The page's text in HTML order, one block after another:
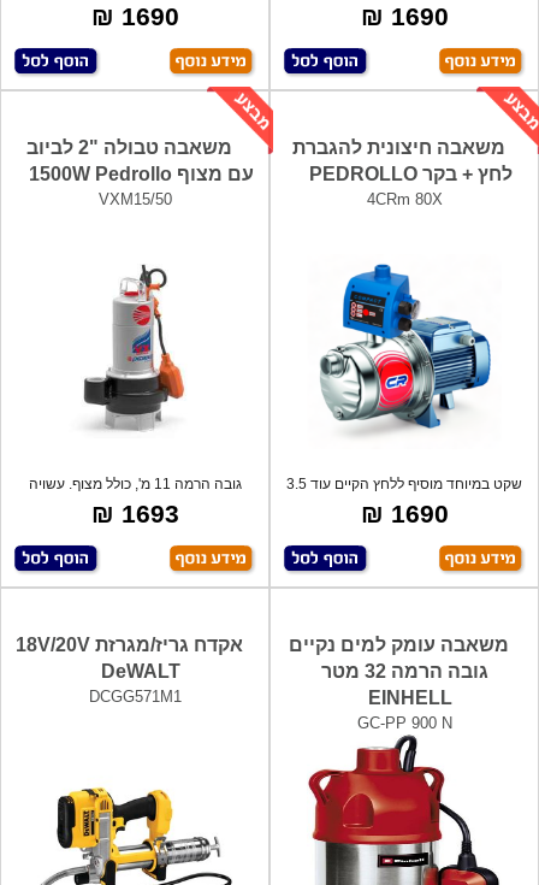
1690 ₪
למשרדי
1690 ₪
משאבה חיצונית להגברת
לחץ + בקר PEDROLLO
4CRm 80X
שקט במיוחד מוסיף ללחץ הקיים עוד 3.5
אטמ'
1690 ₪
משאבה טבולה "2 לביוב
עם מצוף 1500W Pedrollo
VXM15/50
גובה הרמה 11 מ', כולל מצוף. עשויה
נירוס
1693 ₪
משאבה עומק למים נקיים
גובה הרמה 32 מטר
EINHELL
GC-PP 900 N
אקדח גריז/מגרזת 18V/20V
DeWALT
DCGG571M1